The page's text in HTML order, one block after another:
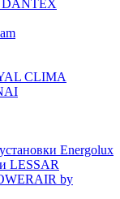
DANTEX
CLIMA
Energolux
LESSAR
by